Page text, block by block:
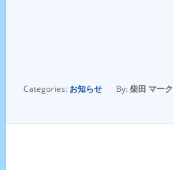
Categories: お知らせ By:柴田 マーク